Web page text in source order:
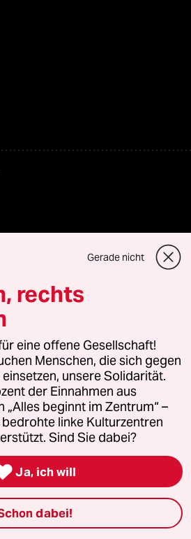
Vertriebs GmbH
Fragen oder für Genehmigungen
Impressum AGB
widerrufen (Ads)
Gerade nicht
rechts
eine offene Gesellschaft!
Menschen, die sich gegen
unsere Solidarität.
der Einnahmen aus
„Alles beginnt im Zentrum“ –
linke Kulturzentren
Sind Sie dabei?
Ja, ich will
dabei!